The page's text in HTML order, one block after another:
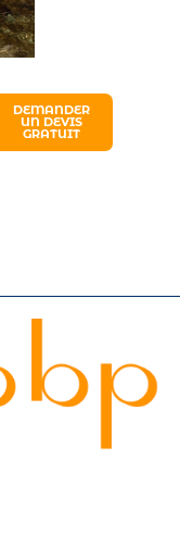
DEMANDER
UN DEVIS
GRATUIT